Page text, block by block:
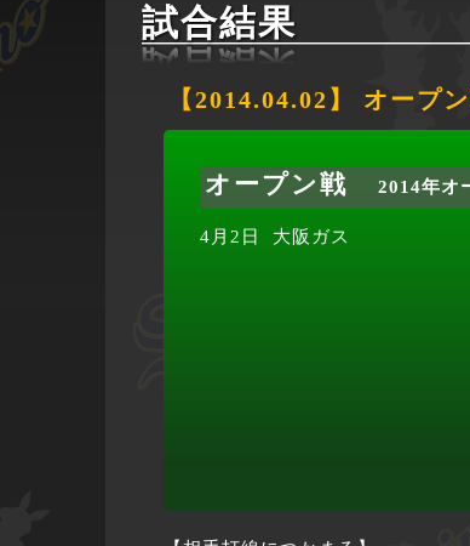
試合結果
【2014.04.02】 オープ
オープン戦 2014年オ
4月2日 大阪ガス